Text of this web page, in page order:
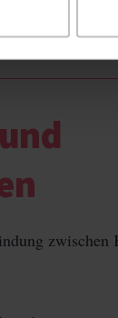
von einer